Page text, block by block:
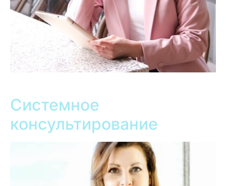
Системное
консультирование